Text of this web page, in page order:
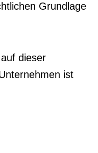
Grundlage
dieser
ist